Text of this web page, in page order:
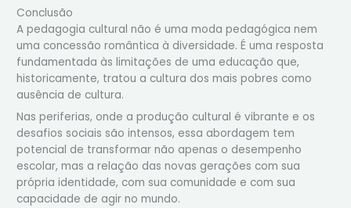
Conclusão
A pedagogia cultural não é uma moda pedagógica nem
uma concessão romântica à diversidade. É uma resposta
fundamentada às limitações de uma educação que,
historicamente, tratou a cultura dos mais pobres como
ausência de cultura.
Nas periferias, onde a produção cultural é vibrante e os
desafios sociais são intensos, essa abordagem tem
potencial de transformar não apenas o desempenho
escolar, mas a relação das novas gerações com sua
própria identidade, com sua comunidade e com sua
capacidade de agir no mundo.